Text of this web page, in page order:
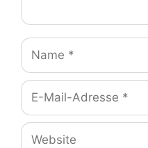
Name
E-
Mail-
Adresse
Website